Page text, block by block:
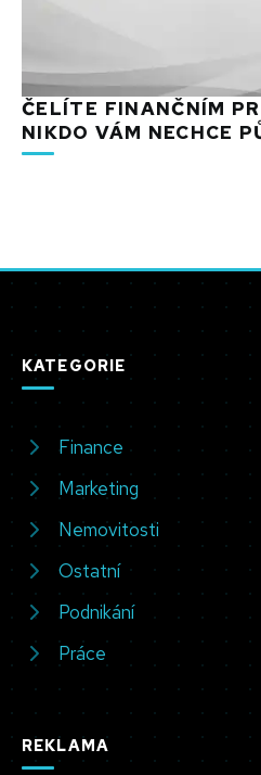
ČELÍTE FINANČNÍM
NIKDO VÁM NECHCE
KATEGORIE
Finance
Marketing
Nemovitosti
Ostatní
Podnikání
Práce
REKLAMA